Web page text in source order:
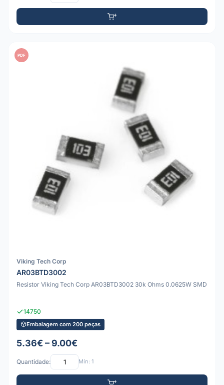
PDF
Viking Tech Corp
AR03BTD3002
Resistor Viking Tech Corp AR03BTD3002 30k Ohms 0.0625W SMD
14750
Embalagem com 200 peças
5.36€ – 9.00€
Quantidade: Mín: 1